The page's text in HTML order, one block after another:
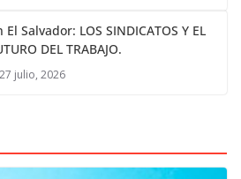
El Salvador: LOS SINDICATOS Y EL
DEL TRABAJO.
27 julio, 2026